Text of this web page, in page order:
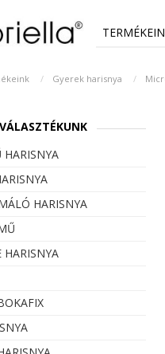
Gyerek harisnya
VÁLASZTÉKUNK
HARISNYA
HARISNYA
HARISNYA